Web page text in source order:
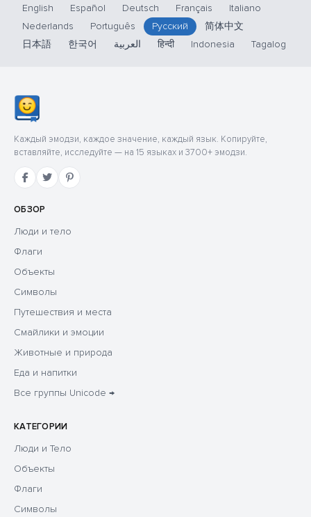
English Español Deutsch Français
Italiano
Nederlands
Português Русский
简体中文
日本語
한국어 العربية हिन्दी Indonesia Tagalog
Каждый эмодзи, каждое значение, каждый язык. Копируйте,
вставляйте, исследуйте — на 15 языках и 3700+ эмодзи.
ОБЗОР
Люди и тело
Флаги
Объекты
Символы
Путешествия и места
Смайлики и эмоции
Животные и природа
Еда и напитки
Все группы Unicode →
КАТЕГОРИИ
Люди и Тело
Объекты
Флаги
Символы